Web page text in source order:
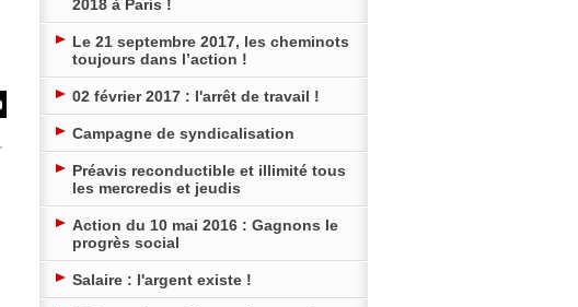
2018 à Paris !
Le 21 septembre 2017, les cheminots
toujours dans l’action !
02 février 2017 : l'arrêt de travail !
Campagne de syndicalisation
Préavis reconductible et illimité tous
les mercredis et jeudis
Action du 10 mai 2016 : Gagnons le
progrès social
Salaire : l'argent existe !